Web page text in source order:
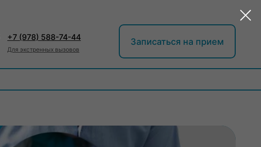
+7 (978) 588-74-44
Для экстренных вызовов
Записаться на прием